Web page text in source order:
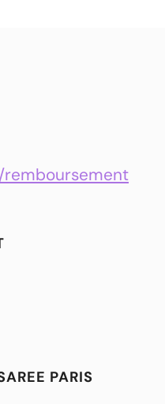
PARIS